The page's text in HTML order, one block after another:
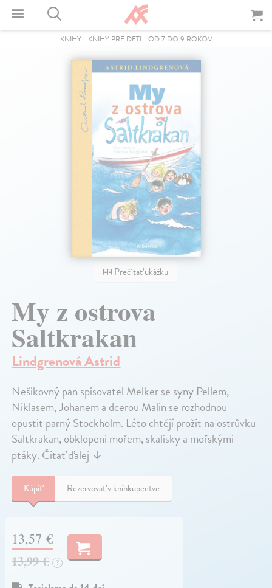
KNIHY- KNIHY PRE DETI - OD 7 DO 9 ROKOV
Prečítať ukážku
My z ostrova
Saltkrakan
Lindgrenová Astrid
Nešikovný pan spisovatel Melker se syny Pellem,
Niklasem, Johanem a dcerou Malin se rozhodnou
opustit parný Stockholm. Léto chtějí prožít na ostrůvku
Saltkrakan, obklopeni mořem, skalisky a mořskými
ptáky. Čítať ďalej ↓
Kúpiť Rezervovať v kníhkupectve
13,57 €
13,99 € ?